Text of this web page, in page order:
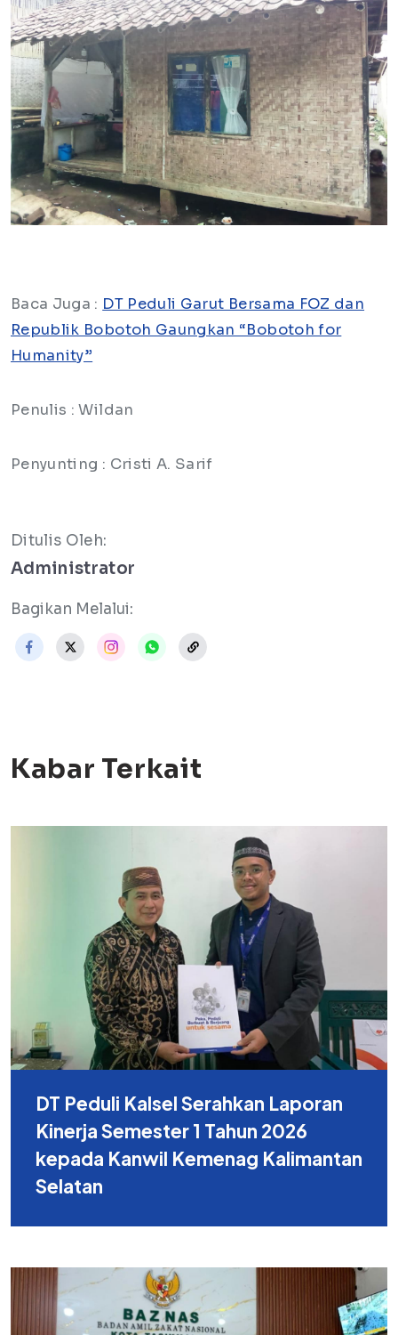
Baca Juga : DT Peduli Garut Bersama FOZ dan
Republik Bobotoh Gaungkan “Bobotoh for
Humanity”
Penulis : Wildan
Penyunting : Cristi A. Sarif
Ditulis Oleh:
Administrator
Bagikan Melalui:
Kabar Terkait
DT Peduli Kalsel Serahkan Laporan
Kinerja Semester 1 Tahun 2026
kepada Kanwil Kemenag Kalimantan
Selatan